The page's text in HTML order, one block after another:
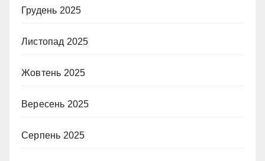
Грудень 2025
Листопад 2025
Жовтень 2025
Вересень 2025
Серпень 2025